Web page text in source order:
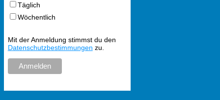
Täglich
Wöchentlich
Mit der Anmeldung stimmst du den
Datenschutzbestimmungen zu.